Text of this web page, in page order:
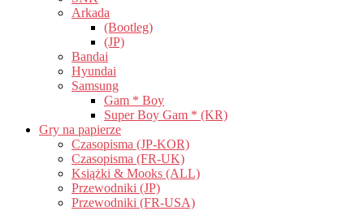
Arkada
(Bootleg)
(JP)
Bandai
Hyundai
Samsung
Gam * Boy
Super Boy Gam * (KR)
Gry na papierze
Czasopisma (JP-KOR)
Czasopisma (FR-UK)
Książki & Mooks (ALL)
Przewodniki (JP)
Przewodniki (FR-USA)